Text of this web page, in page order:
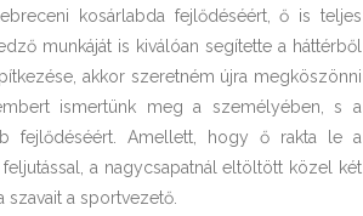
kosárlabda fejlődéséért, ő is teljes
munkáját is kiválóan segítette a háttérből
akkor szeretném újra megköszönni
ismertünk meg a személyében, s a
fejlődéséért. Amellett, hogy ő rakta le a
a nagycsapatnál eltöltött közel két
a sportvezető.